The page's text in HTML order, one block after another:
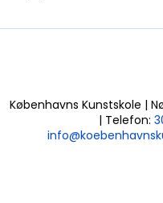
Københavns Kunstskole |
| Telefon: